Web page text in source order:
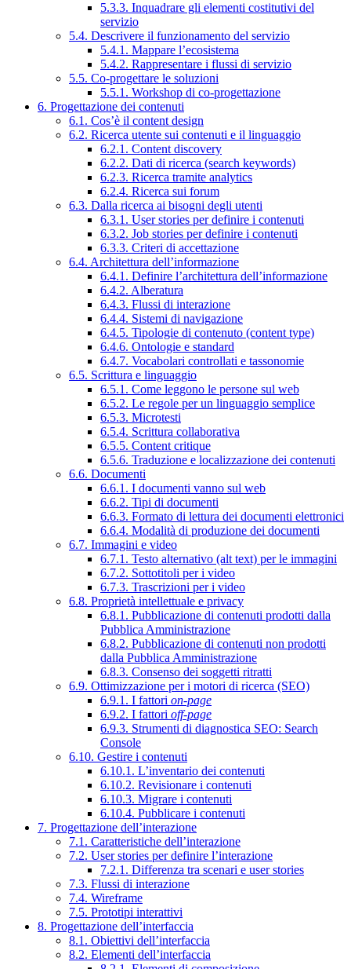
5.3.3. Inquadrare gli elementi costitutivi del
servizio
5.4. Descrivere il funzionamento del servizio
5.4.1. Mappare l’ecosistema
5.4.2. Rappresentare i flussi di servizio
5.5. Co-progettare le soluzioni
5.5.1. Workshop di co-progettazione
6. Progettazione dei contenuti
6.1. Cos’è il content design
6.2. Ricerca utente sui contenuti e il linguaggio
6.2.1. Content discovery
6.2.2. Dati di ricerca (search keywords)
6.2.3. Ricerca tramite analytics
6.2.4. Ricerca sui forum
6.3. Dalla ricerca ai bisogni degli utenti
6.3.1. User stories per definire i contenuti
6.3.2. Job stories per definire i contenuti
6.3.3. Criteri di accettazione
6.4. Architettura dell’informazione
6.4.1. Definire l’architettura dell’informazione
6.4.2. Alberatura
6.4.3. Flussi di interazione
6.4.4. Sistemi di navigazione
6.4.5. Tipologie di contenuto (content type)
6.4.6. Ontologie e standard
6.4.7. Vocabolari controllati e tassonomie
6.5. Scrittura e linguaggio
6.5.1. Come leggono le persone sul web
6.5.2. Le regole per un linguaggio semplice
6.5.3. Microtesti
6.5.4. Scrittura collaborativa
6.5.5. Content critique
6.5.6. Traduzione e localizzazione dei contenuti
6.6. Documenti
6.6.1. I documenti vanno sul web
6.6.2. Tipi di documenti
6.6.3. Formato di lettura dei documenti elettronici
6.6.4. Modalità di produzione dei documenti
6.7. Immagini e video
6.7.1. Testo alternativo (alt text) per le immagini
6.7.2. Sottotitoli per i video
6.7.3. Trascrizioni per i video
6.8. Proprietà intellettuale e privacy
6.8.1. Pubblicazione di contenuti prodotti dalla
Pubblica Amministrazione
6.8.2. Pubblicazione di contenuti non prodotti
dalla Pubblica Amministrazione
6.8.3. Consenso dei soggetti ritratti
6.9. Ottimizzazione per i motori di ricerca (SEO)
6.9.1. I fattori on-page
6.9.2. I fattori off-page
6.9.3. Strumenti di diagnostica SEO: Search
Console
6.10. Gestire i contenuti
6.10.1. L’inventario dei contenuti
6.10.2. Revisionare i contenuti
6.10.3. Migrare i contenuti
6.10.4. Pubblicare i contenuti
7. Progettazione dell’interazione
7.1. Caratteristiche dell’interazione
7.2. User stories per definire l’interazione
7.2.1. Differenza tra scenari e user stories
7.3. Flussi di interazione
7.4. Wireframe
7.5. Prototipi interattivi
8. Progettazione dell’interfaccia
8.1. Obiettivi dell’interfaccia
8.2. Elementi dell’interfaccia